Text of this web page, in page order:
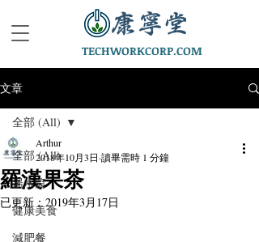
TECHWORKCORP.COM
文章
全部 (All)
湯水篇
健康美食
減肥餐
全部 (All)
羅漢果茶
Arthur
2018年10月3日 讀畢需時 1 分鐘
已更新：2019年3月17日